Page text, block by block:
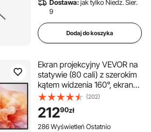
konferencyjnych, wesel
Dostawa:jak tylko Niedz. Sier.
9
Dodaj do koszyka
Ekran projekcyjny VEVOR na
statywie (80 cali) z szerokim
kątem widzenia 160°, ekran
projekcyjny do użytku
wewnątrz i na zewnątrz,
projektor 16:9 4K HD,
przenośny ekran filmowy z
(202)
21290zł
286 Wyświetleń Ostatnio